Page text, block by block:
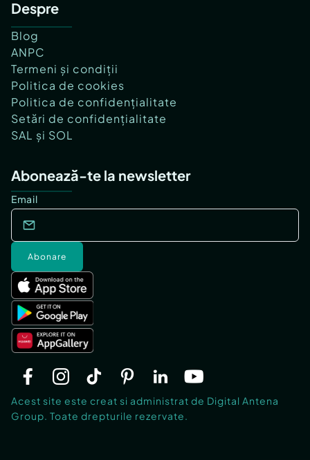
Despre
Blog
ANPC
Termeni și condiții
Politica de cookies
Politica de confidențialitate
Setări de confidențialitate
SAL și SOL
Abonează-te la newsletter
Email
Abonare
Acest site este creat si administrat de Digital Antena
Group. Toate drepturile rezervate.